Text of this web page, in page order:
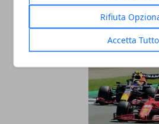
Rifiuta
Accetta Tutto
ARTICOLI CORRELATI